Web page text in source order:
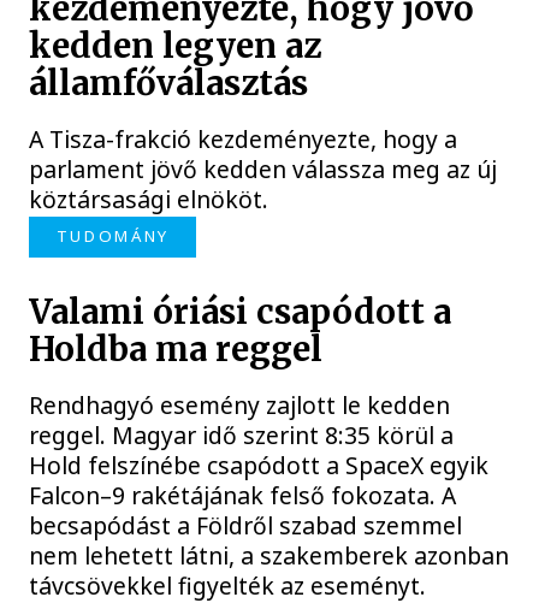
kezdeményezte, hogy jövő
kedden legyen az
államfőválasztás
A Tisza-frakció kezdeményezte, hogy a
parlament jövő kedden válassza meg az új
köztársasági elnököt.
TUDOMÁNY
Valami óriási csapódott a
Holdba ma reggel
Rendhagyó esemény zajlott le kedden
reggel. Magyar idő szerint 8:35 körül a
Hold felszínébe csapódott a SpaceX egyik
Falcon–9 rakétájának felső fokozata. A
becsapódást a Földről szabad szemmel
nem lehetett látni, a szakemberek azonban
távcsövekkel figyelték az eseményt.